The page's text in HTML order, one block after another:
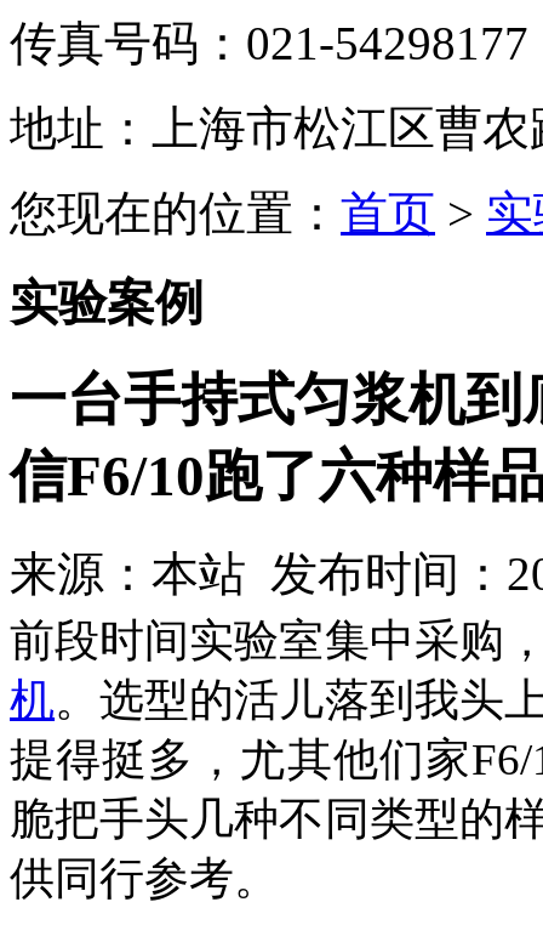
传真号码：021-54298177
地址：上海市松江区曹农
您现在的位置： 首页 >
实验案例
一台手持式匀浆机
信F6/10跑了六种样
来源：本站 发布时间：
前段时间实验室集中采购
机。选型的活儿落到我头
提得挺多，尤其他们家
脆把手头几种不同类型的
供同行参考。